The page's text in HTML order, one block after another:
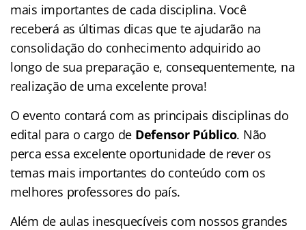
mais importantes de cada disciplina. Você
receberá as últimas dicas que te ajudarão na
consolidação do conhecimento adquirido ao
longo de sua preparação e, consequentemente, na
realização de uma excelente prova!
O evento contará com as principais disciplinas do
edital para o cargo de Defensor Público. Não
perca essa excelente oportunidade de rever os
temas mais importantes do conteúdo com os
melhores professores do país.
Além de aulas inesquecíveis com nossos grandes